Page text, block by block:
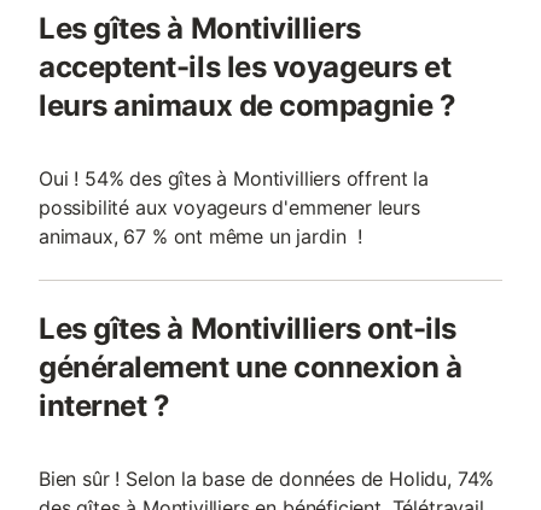
Les gîtes à Montivilliers
acceptent-ils les voyageurs et
leurs animaux de compagnie ?
Oui ! 54% des gîtes à Montivilliers offrent la
possibilité aux voyageurs d'emmener leurs
animaux, 67 % ont même un jardin !
Les gîtes à Montivilliers ont-ils
généralement une connexion à
internet ?
Bien sûr ! Selon la base de données de Holidu, 74%